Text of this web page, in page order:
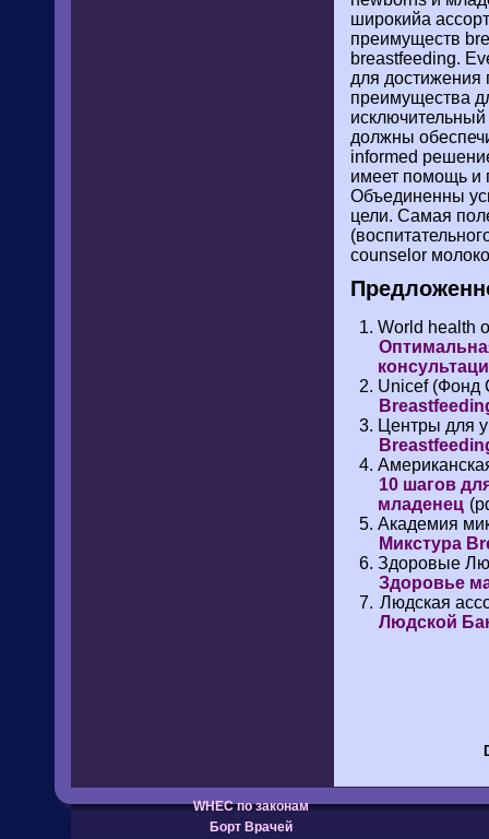
широкийа
преимуществ
breastfeeding.
для
преимущества
должны
informed
имеет помощь и
Объединенны
цели. Самая
counselor
World health
Unicef (Фонд
Центры для
10 шагов
младенец
Академия
Микстура
Здоровые
Здоровье
Людская
Людской
WHEC по законам
Борт Врачей